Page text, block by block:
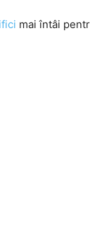
mai întâi